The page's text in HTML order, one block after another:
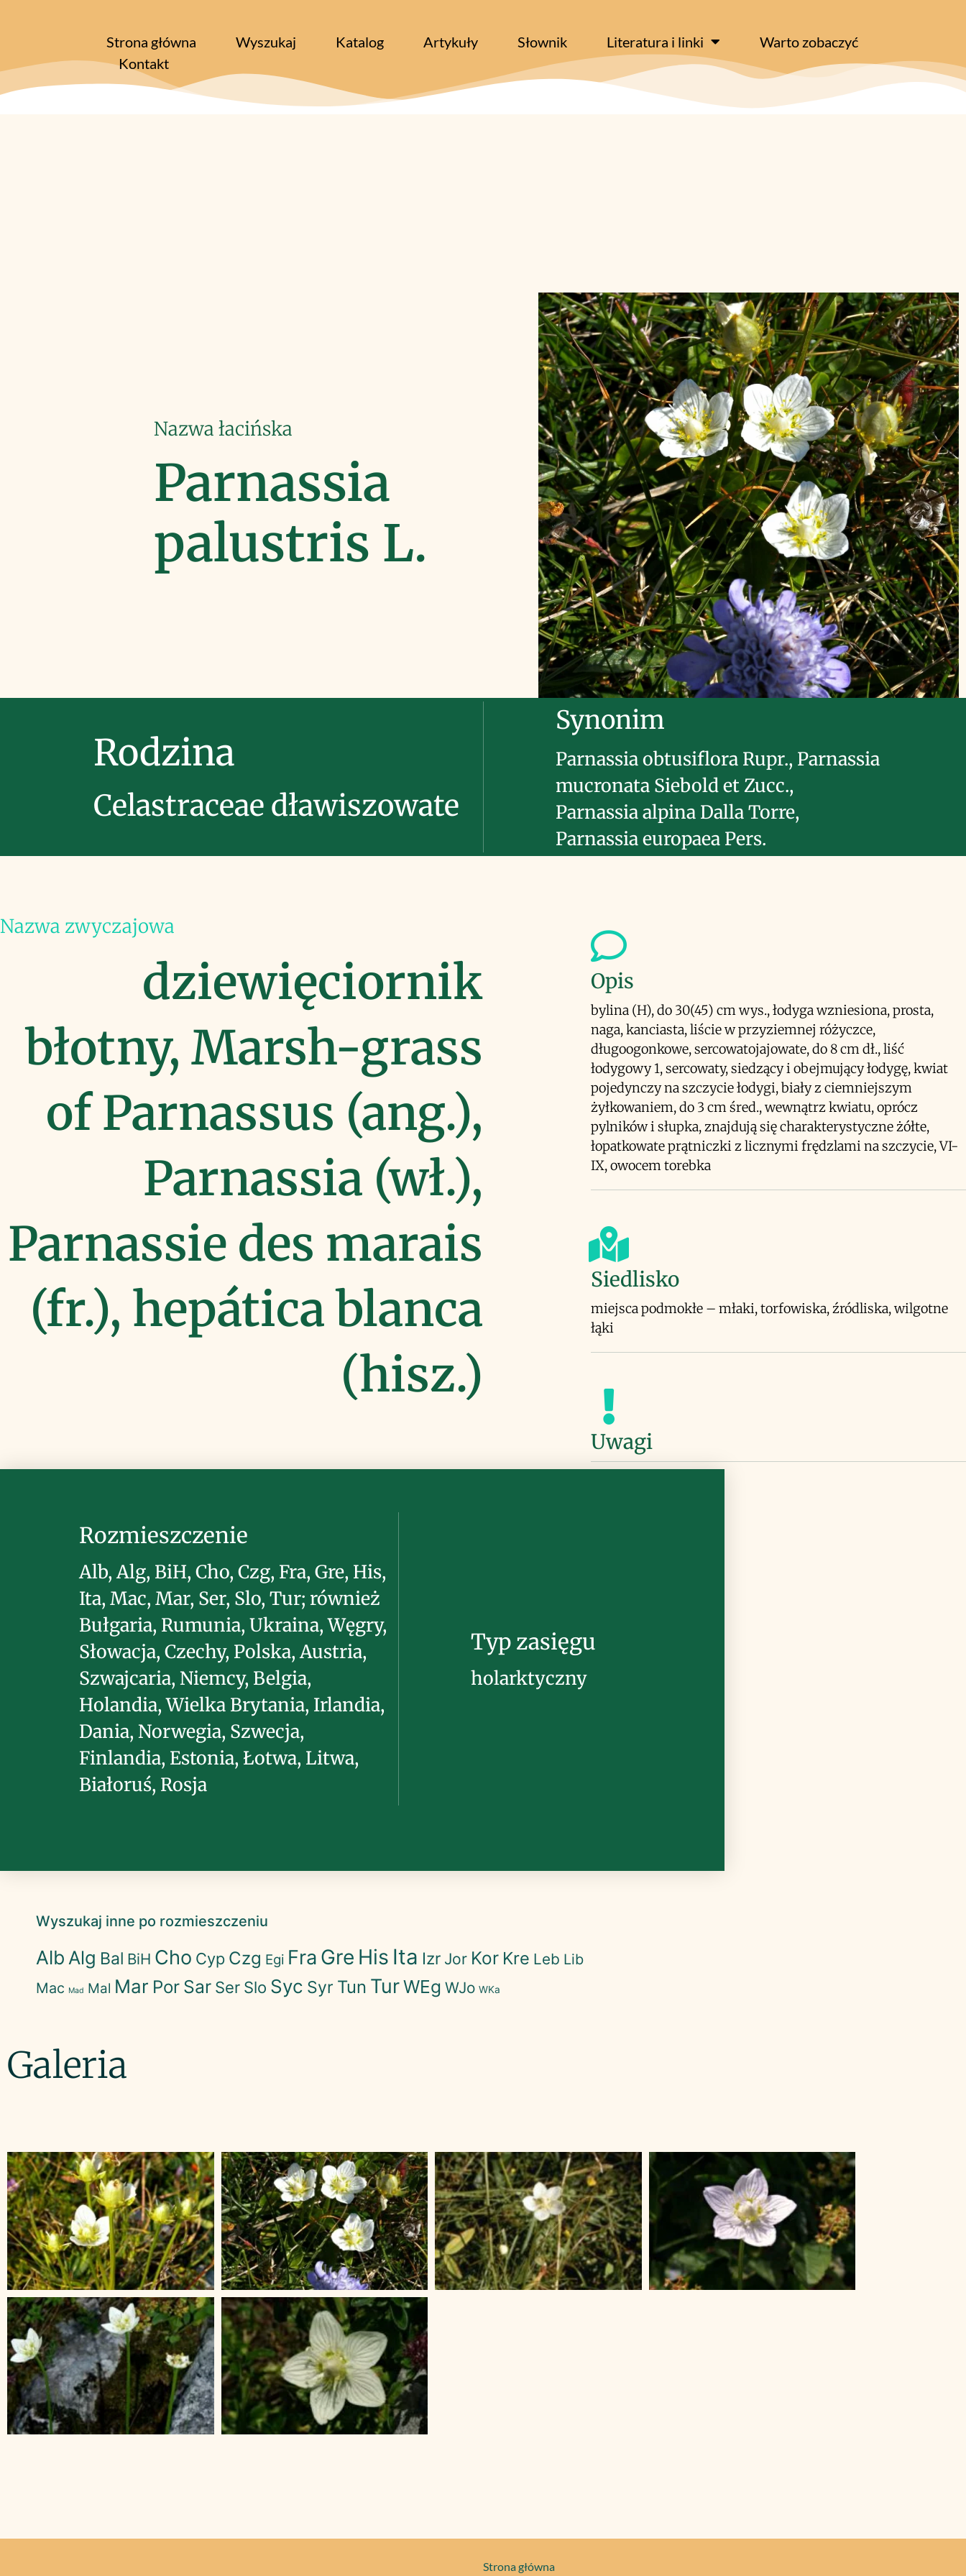
Strona główna Wyszukaj Katalog Artykuły Słownik Literatura i linki
Warto zobaczyć
Kontakt
Nazwa łacińska
Parnassia
palustris L.
Rodzina
Celastraceae dławiszowate
Synonim
Parnassia obtusiflora Rupr., Parnassia
mucronata Siebold et Zucc.,
Parnassia alpina Dalla Torre,
Parnassia europaea Pers.
Nazwa zwyczajowa
dziewięciornik
błotny, Marsh-grass
of Parnassus (ang.),
Parnassia (wł.),
Parnassie des marais
(fr.), hepática blanca
(hisz.)
Opis
bylina (H), do 30(45) cm wys., łodyga wzniesiona, prosta,
naga, kanciasta, liście w przyziemnej różyczce,
długoogonkowe, sercowatojajowate, do 8 cm dł., liść
łodygowy 1, sercowaty, siedzący i obejmujący łodygę, kwiat
pojedynczy na szczycie łodygi, biały z ciemniejszym
żyłkowaniem, do 3 cm śred., wewnątrz kwiatu, oprócz
pylników i słupka, znajdują się charakterystyczne żółte,
łopatkowate prątniczki z licznymi frędzlami na szczycie, VI-
IX, owocem torebka
Siedlisko
miejsca podmokłe – młaki, torfowiska, źródliska, wilgotne
łąki
Uwagi
Rozmieszczenie
Alb, Alg, BiH, Cho, Czg, Fra, Gre, His,
Ita, Mac, Mar, Ser, Slo, Tur; również
Bułgaria, Rumunia, Ukraina, Węgry,
Słowacja, Czechy, Polska, Austria,
Szwajcaria, Niemcy, Belgia,
Holandia, Wielka Brytania, Irlandia,
Dania, Norwegia, Szwecja,
Finlandia, Estonia, Łotwa, Litwa,
Białoruś, Rosja
Typ zasięgu
holarktyczny
Wyszukaj inne po rozmieszczeniu
Alb Alg Bal BiH Cho Cyp Czg Egi Fra Gre His Ita Izr Jor Kor Kre Leb Lib
Mac Mad Mal Mar Por Sar Ser Slo Syc Syr Tun TurWEg WJo WKa
Galeria
Strona główna